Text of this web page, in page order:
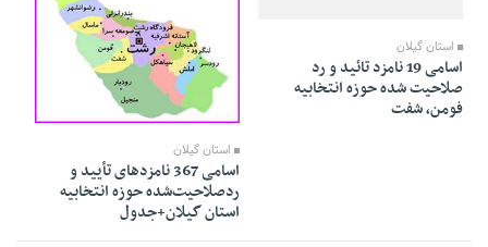
استان گیلان
اسامی 19 نامزد تائید و رد
صلاحیت شده حوزه انتخابیه
فومن، شفت 01 Bahman 1394 - 22:55
استان گیلان
اسامی 367 نامزدهای تأیید و
ردصلاحیت‌شده حوزه انتخابیه
استان گیلان+جدول